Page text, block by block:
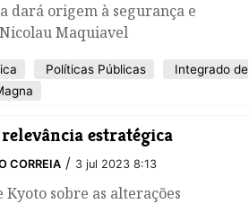
dará origem à segurança e
Maquiavel
Políticas Públicas
Integrado de
estratégica
CORREIA / 3 jul 2023 8:13
Kyoto sobre as alterações